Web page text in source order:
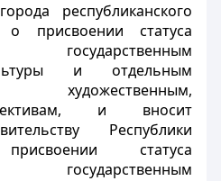
республиканского
присвоении статуса
государственным
и отдельным
художественным,
и вносит
Республики
статуса
государственным